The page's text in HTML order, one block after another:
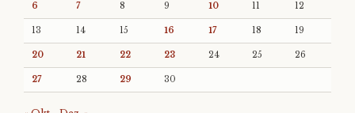
6 7 8 9 10 11 12
13 14 15 16 17 18 19
20 21 22 23 24 25 26
27 28 29 30